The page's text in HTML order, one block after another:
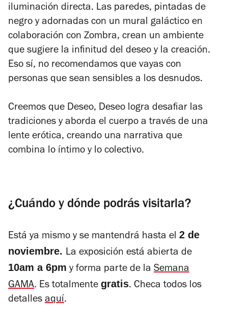
iluminación directa. Las paredes, pintadas de
negro y adornadas con un mural galáctico en
colaboración con Zombra, crean un ambiente
que sugiere la infinitud del deseo y la creación.
Eso sí, no recomendamos que vayas con
personas que sean sensibles a los desnudos.
Creemos que Deseo, Deseo logra desafiar las
tradiciones y aborda el cuerpo a través de una
lente erótica, creando una narrativa que
combina lo íntimo y lo colectivo.
¿Cuándo y dónde podrás visitarla?
Está ya mismo y se mantendrá hasta el 2 de
noviembre. La exposición está abierta de
10am a 6pm y forma parte de la Semana
GAMA. Es totalmente gratis. Checa todos los
detalles aquí.